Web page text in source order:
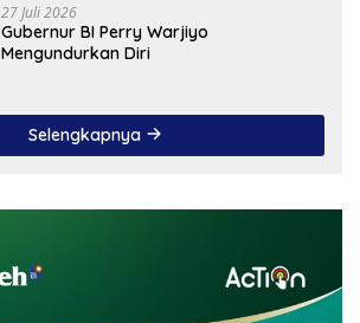
27 Juli 2026
Gubernur BI Perry Warjiyo
Mengundurkan Diri
Selengkapnya